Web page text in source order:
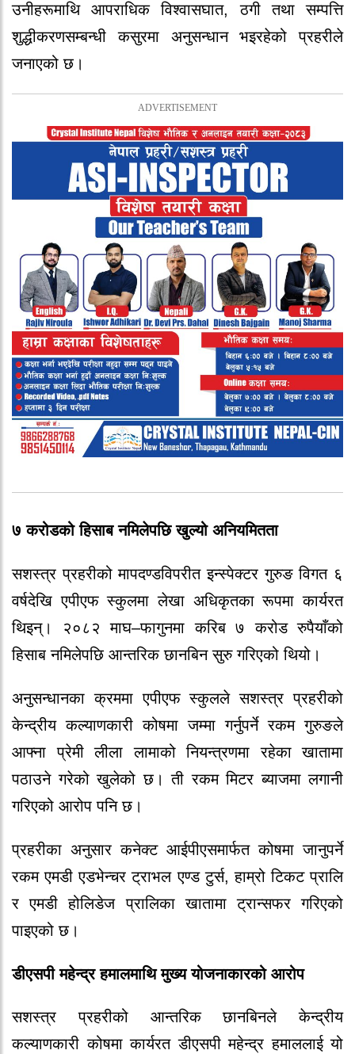
उनीहरूमाथि आपराधिक विश्वासघात, ठगी तथा सम्पत्ति
शुद्धीकरणसम्बन्धी कसुरमा अनुसन्धान भइरहेको प्रहरीले
जनाएको छ।
७ करोडको हिसाब नमिलेपछि खुल्यो अनियमितता
सशस्त्र प्रहरीको मापदण्डविपरीत इन्स्पेक्टर गुरुङ विगत ६
वर्षदेखि एपीएफ स्कुलमा लेखा अधिकृतका रूपमा कार्यरत
थिइन्। २०८२ माघ–फागुनमा करिब ७ करोड रुपैयाँको
हिसाब नमिलेपछि आन्तरिक छानबिन सुरु गरिएको थियो।
अनुसन्धानका क्रममा एपीएफ स्कुलले सशस्त्र प्रहरीको
केन्द्रीय कल्याणकारी कोषमा जम्मा गर्नुपर्ने रकम गुरुङले
आफ्ना प्रेमी लीला लामाको नियन्त्रणमा रहेका खातामा
पठाउने गरेको खुलेको छ। ती रकम मिटर ब्याजमा लगानी
गरिएको आरोप पनि छ।
प्रहरीका अनुसार कनेक्ट आईपीएसमार्फत कोषमा जानुपर्ने
रकम एमडी एडभेन्चर ट्राभल एण्ड टुर्स, हाम्रो टिकट प्रालि
र एमडी होलिडेज प्रालिका खातामा ट्रान्सफर गरिएको
पाइएको छ।
डीएसपी महेन्द्र हमालमाथि मुख्य योजनाकारको आरोप
सशस्त्र प्रहरीको आन्तरिक छानबिनले केन्द्रीय
कल्याणकारी कोषमा कार्यरत डीएसपी महेन्द्र हमाललाई यो